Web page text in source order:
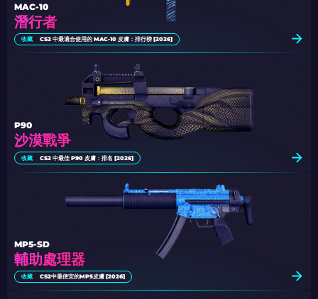
潛行者
MAC-10
收藏 CS2 中最適合使用的 MAC-10 皮膚：排行榜 [2026]
沙漠戰爭
P90
收藏 CS2 中最佳 P90 皮膚：排名 [2026]
輔助處理器
MP5-SD
收藏 CS2中最便宜的MP5皮膚 [2026]